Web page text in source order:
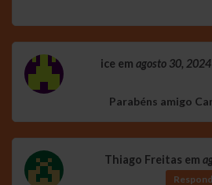
ice em agosto 30, 2024
Parabéns amigo
Thiago Freitas em